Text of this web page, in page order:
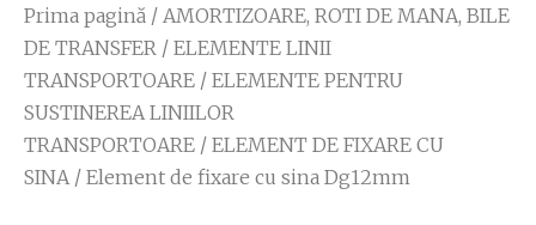
Prima pagină / AMORTIZOARE, ROTI DE MANA, BILE
DE TRANSFER / ELEMENTE LINII
TRANSPORTOARE / ELEMENTE PENTRU
SUSTINEREA LINIILOR
TRANSPORTOARE / ELEMENT DE FIXARE CU
SINA/ Element de fixare cu sina Dg12mm